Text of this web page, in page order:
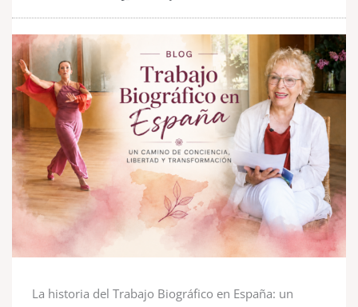
La historia del Trabajo Biográfico en España: un